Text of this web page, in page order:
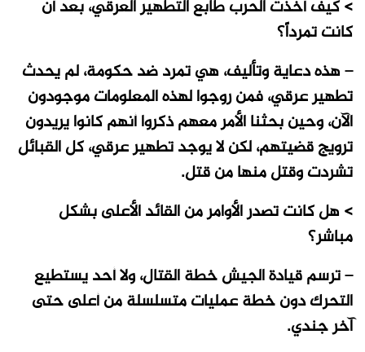
> كيف أخذت الحرب طابع التطهير العرقي، بعد أن
كانت تمرداً؟
– هذه دعاية وتأليف، هي تمرد ضد حكومة، لم يحدث
تطهير عرقي، فمن روجوا لهذه المعلومات موجودون
الآن، وحين بحثنا الأمر معهم ذكروا أنهم كانوا يريدون
ترويج قضيتهم، لكن لا يوجد تطهير عرقي، كل القبائل
تشردت وقتل منها من قتل.
> هل كانت تصدر الأوامر من القائد الأعلى بشكل
مباشر؟
– ترسم قيادة الجيش خطة القتال، ولا أحد يستطيع
التحرك دون خطة عمليات متسلسلة من أعلى حتى
آخر جندي.